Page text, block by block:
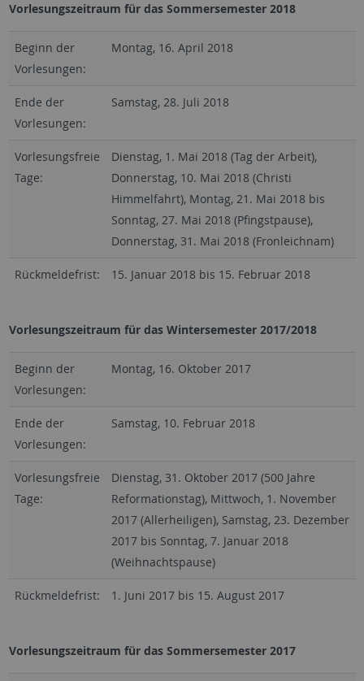
Vorlesungszeitraum für das Sommersemester 2018
Beginn der
Vorlesungen:
Montag, 16. April 2018
Ende der
Vorlesungen:
Samstag, 28. Juli 2018
Vorlesungsfreie
Tage:
Dienstag, 1. Mai 2018 (Tag der Arbeit),
Donnerstag, 10. Mai 2018 (Christi
Himmelfahrt), Montag, 21. Mai 2018 bis
Sonntag, 27. Mai 2018 (Pfingstpause),
Donnerstag, 31. Mai 2018 (Fronleichnam)
Rückmeldefrist: 15. Januar 2018 bis 15. Februar 2018
Vorlesungszeitraum für das Wintersemester 2017/2018
Beginn der
Vorlesungen:
Montag, 16. Oktober 2017
Ende der
Vorlesungen:
Samstag, 10. Februar 2018
Vorlesungsfreie
Tage:
Dienstag, 31. Oktober 2017 (500 Jahre
Reformationstag), Mittwoch, 1. November
2017 (Allerheiligen), Samstag, 23. Dezember
2017 bis Sonntag, 7. Januar 2018
(Weihnachtspause)
Rückmeldefrist: 1. Juni 2017 bis 15. August 2017
Vorlesungszeitraum für das Sommersemester 2017